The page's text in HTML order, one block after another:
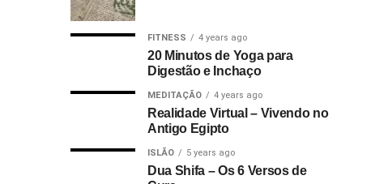
FITNESS 4 years ago
20 Minutos de Yoga para
Digestão e Inchaço
MEDITAÇÃO 4 years ago
Realidade Virtual – Vivendo no
Antigo Egipto
ISLÃO 5 years ago
Dua Shifa – Os 6 Versos de